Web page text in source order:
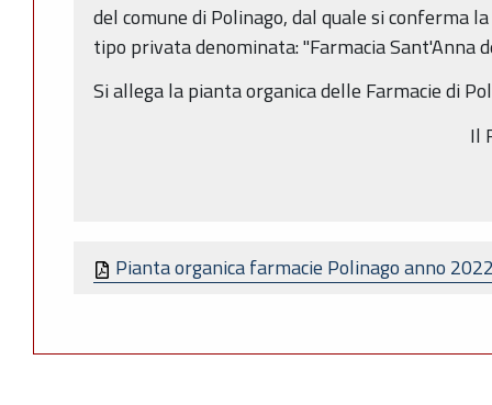
del comune di Polinago, dal quale si conferma
tipo privata denominata: "Farmacia Sant'Anna
Si allega la pianta organica delle Farmacie di
Il
Pianta organica farmacie Polinago anno